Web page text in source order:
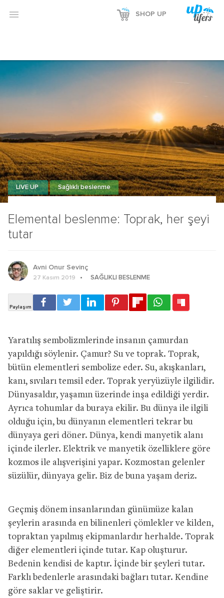
 SHOP UP
Elemental beslenme: Toprak, her şeyi
tutar
LIVE UP Sağlıklı beslenme
Avni Onur Sevinç
27 Kasım 2019 SAĞLIKLI BESLENME
Yaratılış sembolizmlerinde insanın çamurdan
yapıldığı söylenir. Çamur? Su ve toprak. Toprak,
bütün elementleri sembolize eder. Su, akışkanları,
kanı, sıvıları temsil eder. Toprak yeryüzüyle ilgilidir.
Dünyasaldır, yaşamın üzerinde inşa edildiği yerdir.
Ayrıca tohumlar da buraya ekilir. Bu dünya ile ilgili
olduğu için, bu dünyanın elementleri tekrar bu
dünyaya geri döner. Dünya, kendi manyetik alanı
içinde ilerler. Elektrik ve manyetik özelliklere göre
kozmos ile alışverişini yapar. Kozmostan gelenler
süzülür, dünyaya gelir. Biz de buna yaşam deriz.
Geçmiş dönem insanlarından günümüze kalan
şeylerin arasında en bilinenleri çömlekler ve kilden,
topraktan yapılmış ekipmanlardır herhalde. Toprak
diğer elementleri içinde tutar. Kap oluşturur.
Bedenin kendisi de kaptır. İçinde bir şeyleri tutar.
Farklı bedenlerle arasındaki bağları tutar. Kendine
göre saklar ve geliştirir.